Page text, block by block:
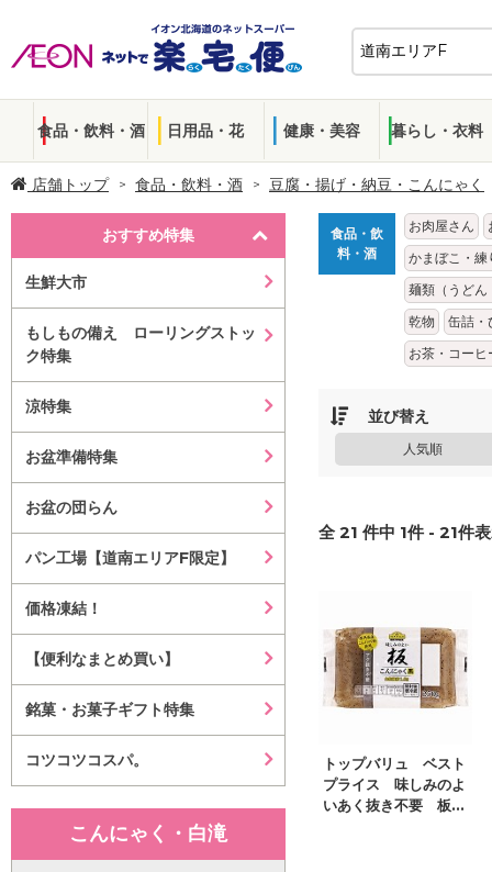
食品・飲料・酒 日用品・花 健康・美容 暮らし・衣料
店舗トップ 食品・飲料・酒 豆腐・揚げ・納豆・こんにゃく
おすすめ特集
生鮮大市
もしもの備え ローリングストッ
ク特集
涼特集
お盆準備特集
お盆の団らん
パン工場【道南エリアF限定】
価格凍結！
【便利なまとめ買い】
銘菓・お菓子ギフト特集
コツコツコスパ。
こんにゃく・白滝
食品・飲
料・酒
お肉屋さん
かまぼこ・練
麺類（うどん
乾物
缶詰・
お茶・コー
並び替え
人気順
全21 件中 1件 - 21件
トップバリュ ベスト
プライス 味しみのよ
いあく抜き不要 板...